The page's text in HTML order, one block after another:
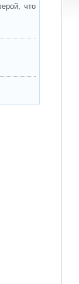
что